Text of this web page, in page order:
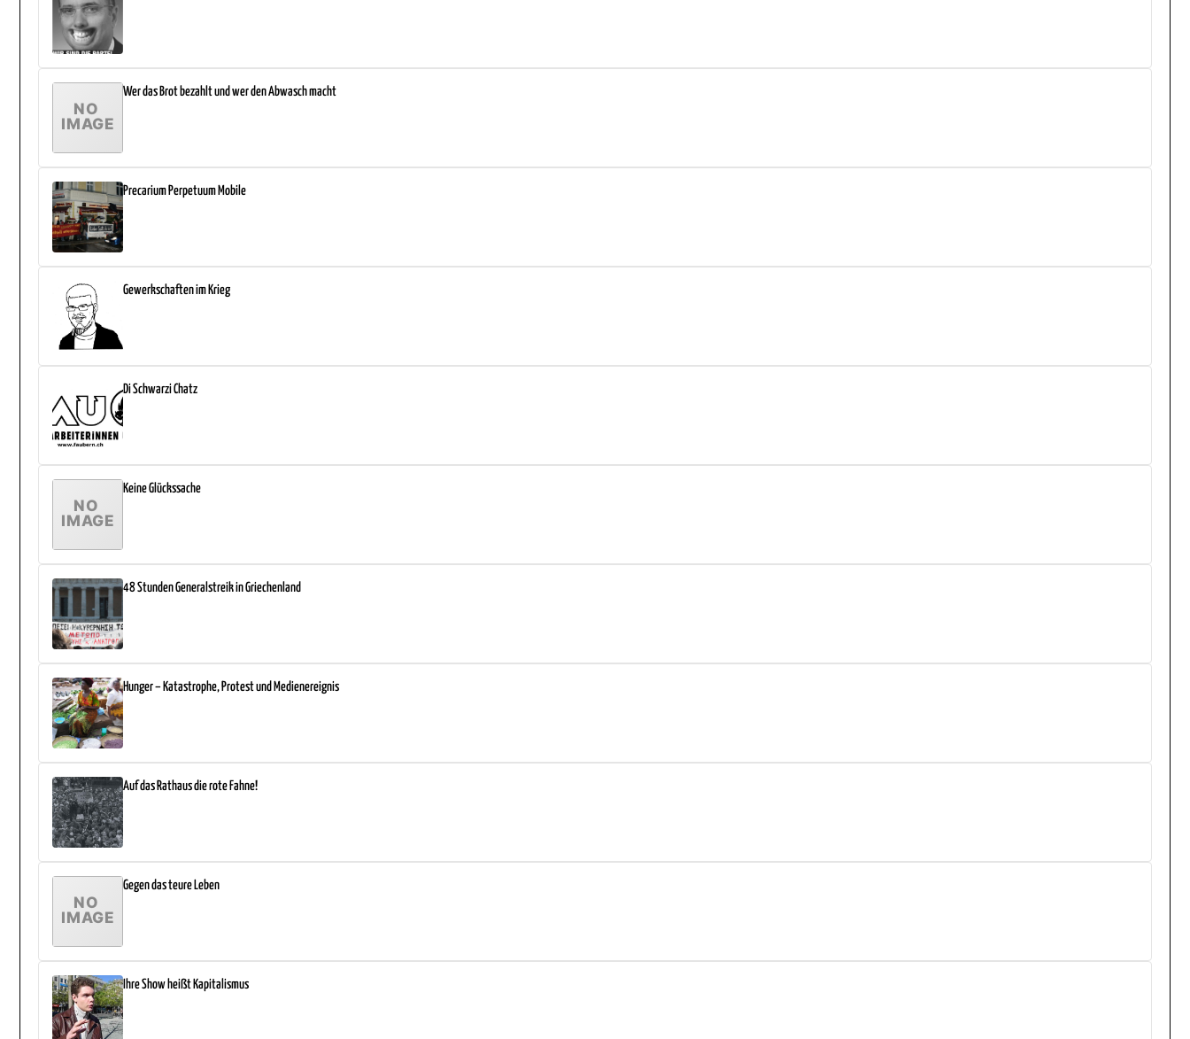
Wer das Brot bezahlt und wer den Abwasch macht
Precarium Perpetuum Mobile
Gewerkschaften im Krieg
Di Schwarzi Chatz
Keine Glückssache
48 Stunden Generalstreik in Griechenland
Hunger – Katastrophe, Protest und Medienereignis
Auf das Rathaus die rote Fahne!
Gegen das teure Leben
Ihre Show heißt Kapitalismus